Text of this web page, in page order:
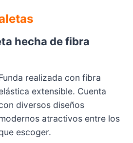
hecha de fibra
realizada con fibra
extensible. Cuenta
diversos diseños
atractivos entre los
escoger.